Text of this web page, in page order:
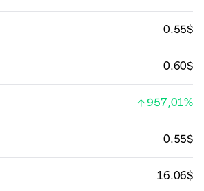
0.55$
0.60$
957,01%
0.55$
16.06$